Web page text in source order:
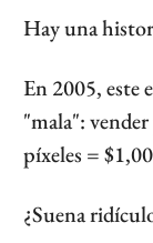
Hay una
En 2005, este
"mala":
píxeles =
¿Suena